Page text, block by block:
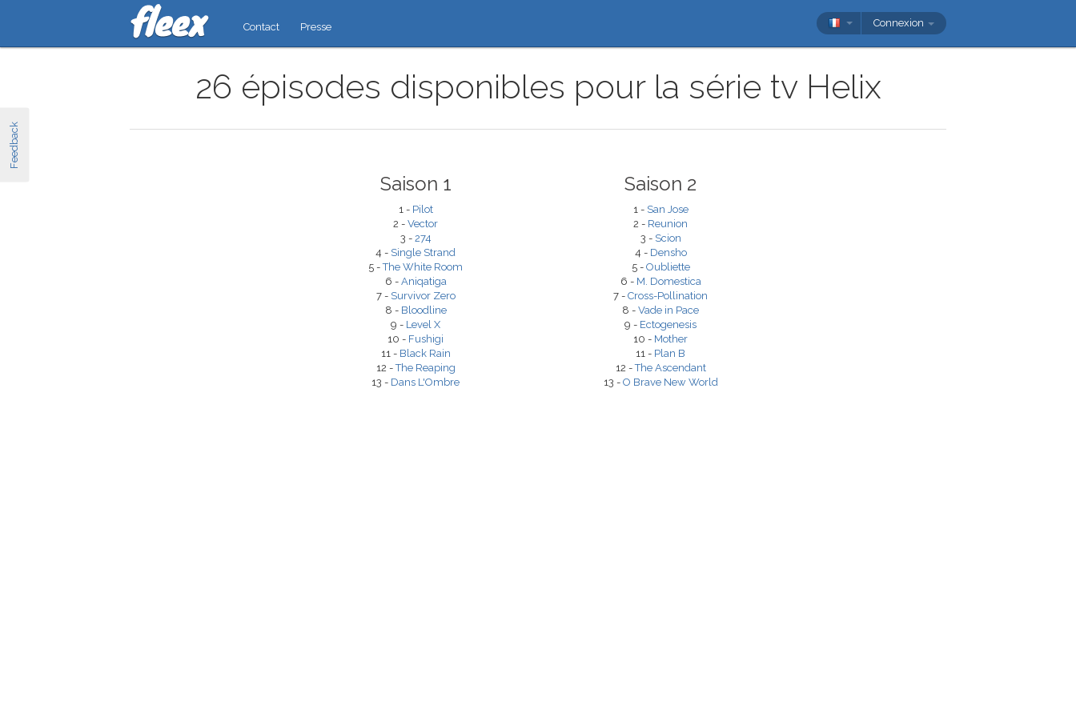
Feedback
Contact Presse Connexion
26 épisodes disponibles pour la série tv Helix
Saison 1
1 - Pilot
2 - Vector
3 - 274
4 - Single Strand
5 -The White Room
6 - Aniqatiga
7 - Survivor Zero
8 - Bloodline
9 - Level X
10 - Fushigi
11 - Black Rain
12 -The Reaping
13 - Dans L'Ombre
Saison 2
1 - San Jose
2 - Reunion
3 - Scion
4 - Densho
5 - Oubliette
6 - M. Domestica
7 - Cross-Pollination
8 - Vade in Pace
9 - Ectogenesis
10 - Mother
11 - Plan B
12 -The Ascendant
13 - O Brave New World